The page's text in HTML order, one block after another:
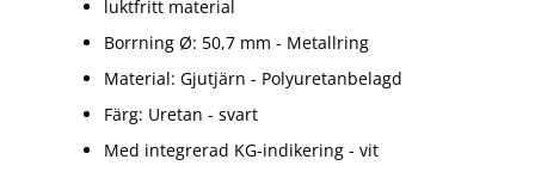
luktfritt material
Borrning Ø: 50,7 mm - Metallring
Material: Gjutjärn - Polyuretanbelagd
Färg: Uretan - svart
Med integrerad KG-indikering - vit